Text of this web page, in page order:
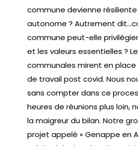
commune devienne
autonome ? Autrement
commune peut-elle privilégier
et les valeurs essentielles ?
communales mirent en
de travail post covid. Nous
sans compter dans ce
heures de réunions plus loin,
la maigreur du bilan. Notre
projet appelé « Genappe en